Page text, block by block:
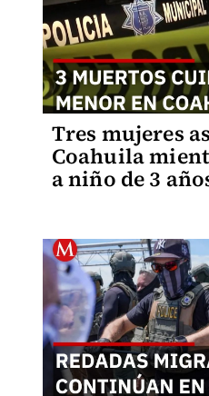
Tres mujeres
Coahuila
a niño de 3